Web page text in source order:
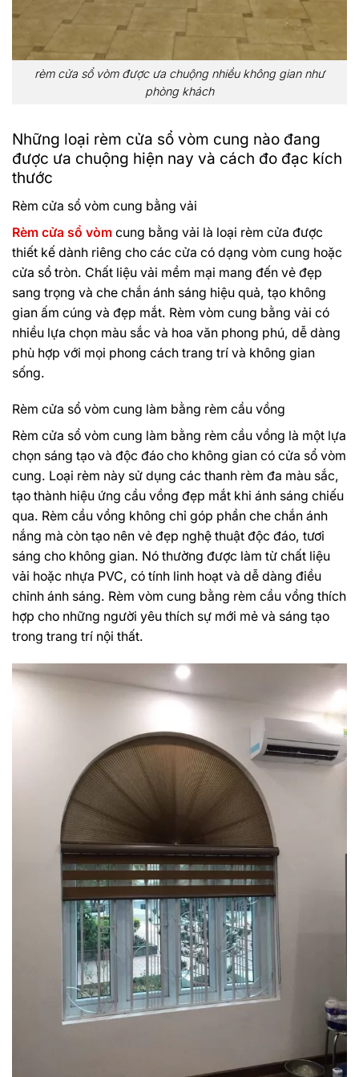
rèm cửa sổ vòm được ưa chuộng nhiều không gian như
phòng khách
Những loại rèm cửa sổ vòm cung nào đang
được ưa chuộng hiện nay và cách đo đạc kích
thước
Rèm cửa sổ vòm cung bằng vải
Rèm cửa sổ vòm cung bằng vải là loại rèm cửa được
thiết kế dành riêng cho các cửa có dạng vòm cung hoặc
cửa sổ tròn. Chất liệu vải mềm mại mang đến vẻ đẹp
sang trọng và che chắn ánh sáng hiệu quả, tạo không
gian ấm cúng và đẹp mắt. Rèm vòm cung bằng vải có
nhiều lựa chọn màu sắc và hoa văn phong phú, dễ dàng
phù hợp với mọi phong cách trang trí và không gian
sống.
Rèm cửa sổ vòm cung làm bằng rèm cầu vồng
Rèm cửa sổ vòm cung làm bằng rèm cầu vồng là một lựa
chọn sáng tạo và độc đáo cho không gian có cửa sổ vòm
cung. Loại rèm này sử dụng các thanh rèm đa màu sắc,
tạo thành hiệu ứng cầu vồng đẹp mắt khi ánh sáng chiếu
qua. Rèm cầu vồng không chỉ góp phần che chắn ánh
nắng mà còn tạo nên vẻ đẹp nghệ thuật độc đáo, tươi
sáng cho không gian. Nó thường được làm từ chất liệu
vải hoặc nhựa PVC, có tính linh hoạt và dễ dàng điều
chỉnh ánh sáng. Rèm vòm cung bằng rèm cầu vồng thích
hợp cho những người yêu thích sự mới mẻ và sáng tạo
trong trang trí nội thất.